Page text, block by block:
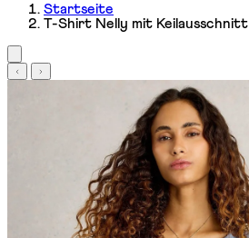
Startseite
T-Shirt Nelly mit Keilausschnitt